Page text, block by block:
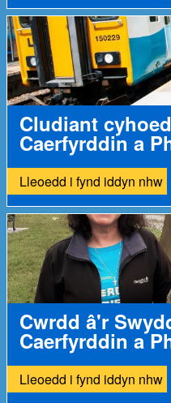
Cludiant
Caerfyrddin a
Lleoedd i fynd iddyn nhw
Cwrdd â'r
Caerfyrddin a
Lleoedd i fynd iddyn nhw